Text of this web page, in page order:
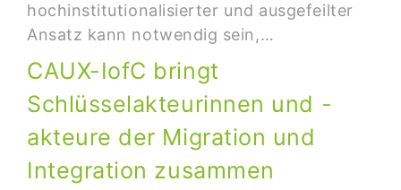
hochinstitutionalisierter und ausgefeilter
Ansatz kann notwendig sein,…
CAUX-IofC bringt
Schlüsselakteurinnen und -
akteure der Migration und
Integration zusammen